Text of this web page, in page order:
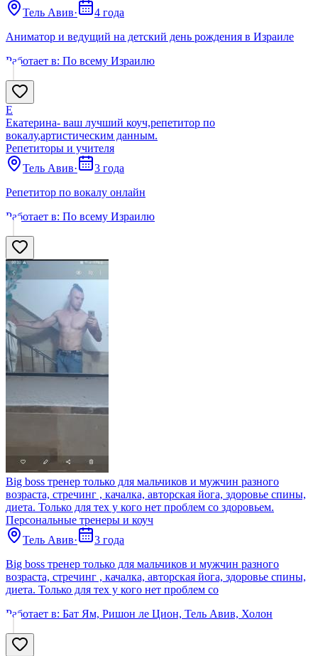
Тель Авив·
4 года
Аниматор и ведущий на детский день рождения в Израиле
Работает в: По всему Израилю
Е
Екатерина- ваш лучший коуч,репетитор по
вокалу,артистическим данным.
Репетиторы и учителя
Тель Авив·
3 года
Репетитор по вокалу онлайн
Работает в: По всему Израилю
Big boss тренер только для мальчиков и мужчин разного
возраста, стречинг , качалка, авторская йога, здоровье спины,
диета. Только для тех у кого нет проблем со здоровьем.
Персональные тренеры и коуч
Тель Авив·
3 года
Big boss тренер только для мальчиков и мужчин разного
возраста, стречинг , качалка, авторская йога, здоровье спины,
диета. Только для тех у кого нет проблем со
Работает в: Бат Ям, Ришон ле Цион, Тель Авив, Холон